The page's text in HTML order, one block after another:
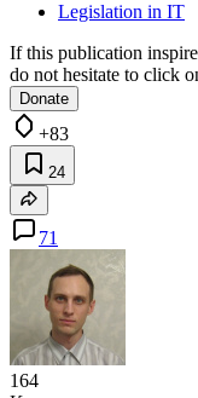
Legislation in IT
If this publication
do not hesitate to click
Donate
+83
24
71
164